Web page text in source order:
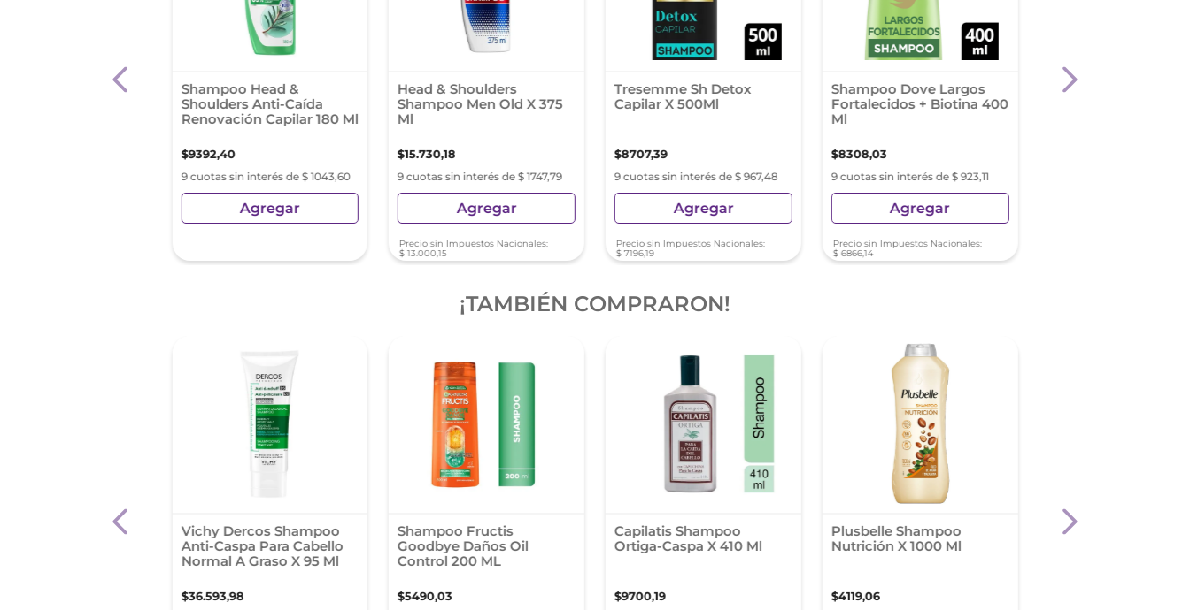
Shampoo Head &
Shoulders Anti-Caída
Renovación Capilar 180 Ml
$9392,40
9 cuotas sin interés de $ 1043,60
Agregar
Head & Shoulders
Shampoo Men Old X 375
Ml
$15.730,18
9 cuotas sin interés de $ 1747,79
Agregar
Precio sin Impuestos Nacionales:
$ 13.000,15
Tresemme Sh Detox
Capilar X 500Ml
$8707,39
9 cuotas sin interés de $ 967,48
Agregar
Precio sin Impuestos Nacionales:
$ 7196,19
Shampoo Dove Largos
Fortalecidos + Biotina 400
Ml
$8308,03
9 cuotas sin interés de $ 923,11
Agregar
Precio sin Impuestos Nacionales:
$ 6866,14
Capilatis Shampoo
¡TAMBIÉN COMPRARON!
Vichy Dercos Shampoo
Anti-Caspa Para Cabello
Normal A Graso X 95 Ml
$36.593,98
Shampoo Fructis
Goodbye Daños Oil
Control 200 ML
$5490,03
Capilatis Shampoo
Ortiga-Caspa X 410 Ml
$9700,19
Plusbelle Shampoo
Nutrición X 1000 Ml
$4119,06
Shampoo Sedal